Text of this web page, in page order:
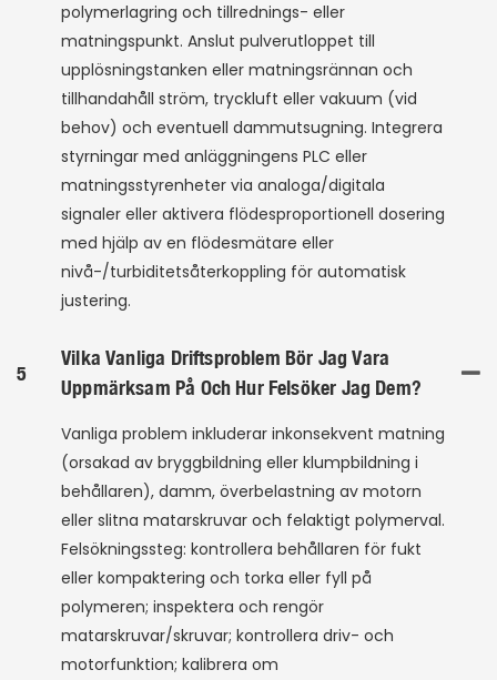
polymerlagring och tillrednings- eller
matningspunkt. Anslut pulverutloppet till
upplösningstanken eller matningsrännan och
tillhandahåll ström, tryckluft eller vakuum (vid
behov) och eventuell dammutsugning. Integrera
styrningar med anläggningens PLC eller
matningsstyrenheter via analoga/digitala
signaler eller aktivera flödesproportionell dosering
med hjälp av en flödesmätare eller
nivå-/turbiditetsåterkoppling för automatisk
justering.
5
Vilka Vanliga Driftsproblem Bör Jag Vara
Uppmärksam På Och Hur Felsöker Jag Dem?
Vanliga problem inkluderar inkonsekvent matning
(orsakad av bryggbildning eller klumpbildning i
behållaren), damm, överbelastning av motorn
eller slitna matarskruvar och felaktigt polymerval.
Felsökningssteg: kontrollera behållaren för fukt
eller kompaktering och torka eller fyll på
polymeren; inspektera och rengör
matarskruvar/skruvar; kontrollera driv- och
motorfunktion; kalibrera om